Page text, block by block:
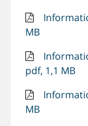
MB
pdf, 1,1 MB
MB